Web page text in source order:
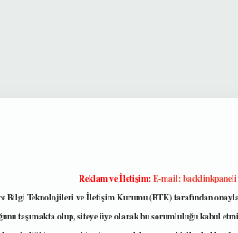
Reklam ve İletişim:E-mail:
Bilgi Teknolojileri ve İletişim Kurumu (BTK) tarafından
taşımakta olup, siteye üye olarak bu sorumluluğu kabul